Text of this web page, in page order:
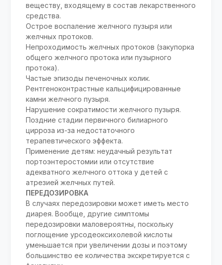
веществу, входящему в состав лекарственного
средства.
Острое воспаление желчного пузыря или
желчных протоков.
Непроходимость желчных протоков (закупорка
общего желчного протока или пузырного
протока).
Частые эпизоды печеночных колик.
Рентгеноконтрастные кальцифицированные
камни желчного пузыря.
Нарушение сократимости желчного пузыря.
Поздние стадии первичного билиарного
цирроза из-за недостаточного
терапевтического эффекта.
Применение детям: неудачный результат
портоэнтеростомии или отсутствие
адекватного желчного оттока у детей с
атрезией желчных путей.
ПЕРЕДОЗИРОВКА
В случаях передозировки может иметь место
диарея. Вообще, другие симптомы
передозировки маловероятны, поскольку
поглощение урсодеоксихолевой кислоты
уменьшается при увеличении дозы и поэтому
большинство ее количества экскретируется с